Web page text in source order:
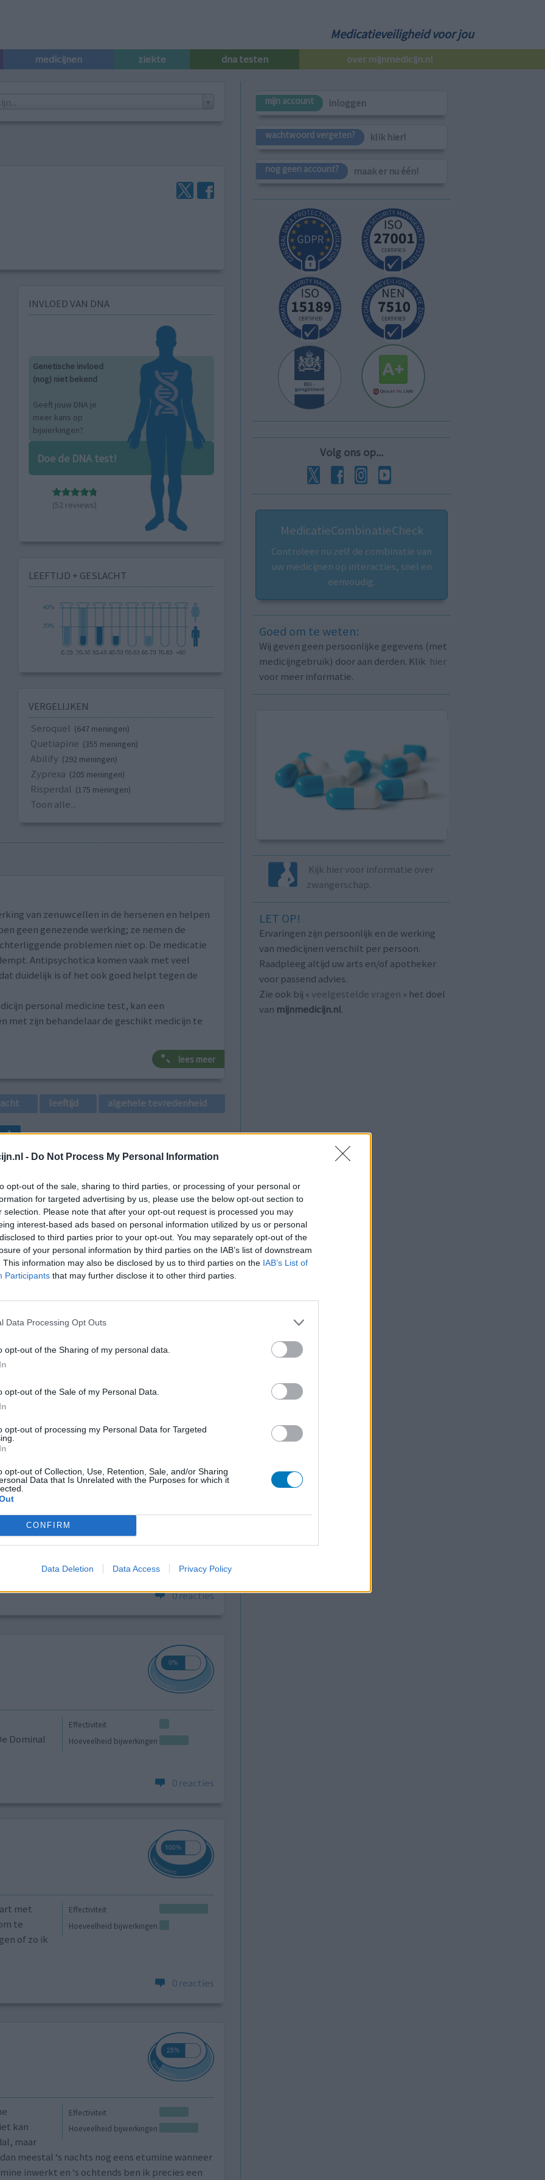
- Do Not Process My Personal Information
opt-out of the sale, sharing to third parties, or processing of your personal or
for targeted advertising by us, please use the below opt-out section to
selection. Please note that after your opt-out request is processed you may
interest-based ads based on personal information utilized by us or personal
to third parties prior to your opt-out. You may separately opt-out of the
of your personal information by third parties on the IAB’s list of downstream
This information may also be disclosed by us to third parties on the IAB’s List of
Participants that may further disclose it to other third parties.
Data Processing Opt Outs
opt-out of the Sharing of my personal data.
opt-out of the Sale of my Personal Data.
opt-out of processing my Personal Data for Targeted
opt-out of Collection, Use, Retention, Sale, and/or Sharing
Data that Is Unrelated with the Purposes for which it
CONFIRM
Data Deletion Data Access Privacy Policy
Medicatieveiligheid voor jou
medicijnen ziekte dna testen over mijnmedicijn.nl
INVLOED VAN DNA
Genetische invloed
(nog) niet bekend
Geeft jouw DNA je
meer kans op
bijwerkingen?
Doe de DNA test!
(52 reviews)
LEEFTIJD + GESLACHT
VERGELIJKEN
Seroquel (647 meningen)
Quetiapine (355 meningen)
Abilify (292 meningen)
Zyprexa (205 meningen)
Risperdal (175 meningen)
Toon alle...
van zenuwcellen in de hersenen en helpen
geen genezende werking; ze nemen de
problemen niet op. De medicatie
Antipsychotica komen vaak met veel
duidelijk is of het ook goed helpt tegen de
personal medicine test, kan een
met zijn behandelaar de geschikt medicijn te
lees meer
leeftijd algehele tevredenheid
1
Effectiviteit
Hoeveelheid bijwerkingen
Bijwerkingen
spiertrekkingen
slaperigheid
grote pupillen
Mijn
te
ik nog zo
hebben
daar
had ik
kon
Hoeveelheid bijwerkingen
zeer
te
een
binnen een uur voel ik me zo slap worden
ook echt wel 5 uur langer!
0 reacties
Effectiviteit
Hoeveelheid bijwerkingen
Dominal
0 reacties
Effectiviteit
Hoeveelheid bijwerkingen
met
te
of zo ik
0 reacties
Effectiviteit
Hoeveelheid bijwerkingen
kan
maar
meestal ‘s nachts nog eens etumine wanneer
inwerkt en ‘s ochtends ben ik precies een
mijn account inloggen
wachtwoord vergeten? klik hier!
nog geen account? maak er nu één!
Volg ons op...
MedicatieCombinatieCheck
Controleer nu zelf de combinatie van
uw medicijnen op interacties, snel en
eenvoudig.
Goed om te weten:
Wij geven geen persoonlijke gegevens (met
medicijngebruik) door aan derden. Klik hier
voor meer informatie.
Kijk hier voor informatie over
zwangerschap.
LET OP!
Ervaringen zijn persoonlijk en de werking
van medicijnen verschilt per persoon.
Raadpleeg altijd uw arts en/of apotheker
voor passend advies.
Zie ook bij « veelgestelde vragen » het doel
van mijnmedicijn.nl.